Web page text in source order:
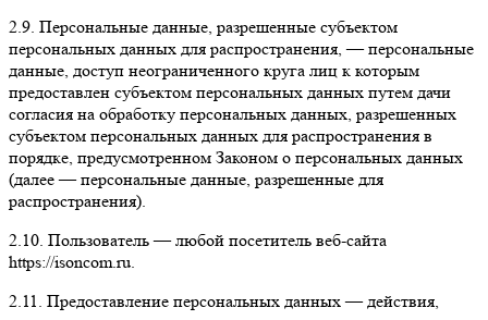
2.9. Персональные данные, разрешенные субъектом
персональных данных для распространения, — персональные
данные, доступ неограниченного круга лиц к которым
предоставлен субъектом персональных данных путем дачи
согласия на обработку персональных данных, разрешенных
субъектом персональных данных для распространения в
порядке, предусмотренном Законом о персональных данных
(далее — персональные данные, разрешенные для
распространения).
2.10. Пользователь — любой посетитель веб-сайта
https://isoncom.ru.
2.11. Предоставление персональных данных — действия,